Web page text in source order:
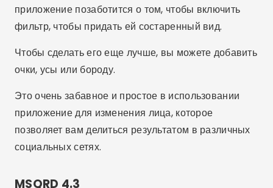
приложение позаботится о том, чтобы включить
фильтр, чтобы придать ей состаренный вид.
Чтобы сделать его еще лучше, вы можете добавить
очки, усы или бороду.
Это очень забавное и простое в использовании
приложение для изменения лица, которое
позволяет вам делиться результатом в различных
социальных сетях.
MSQRD 4.3